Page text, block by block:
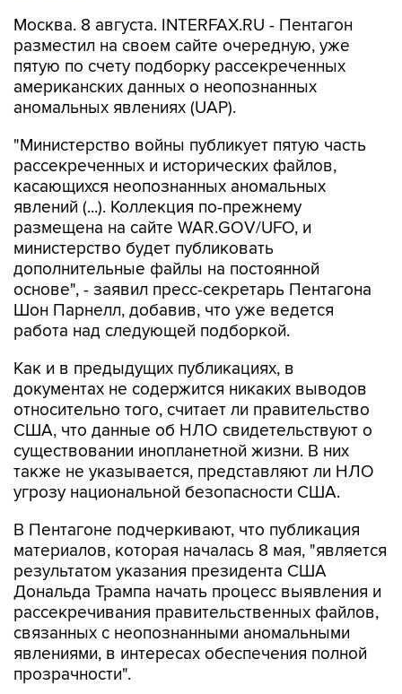
Москва. 8 августа. INTERFAX.RU - Пентагон
разместил на своем сайте очередную, уже
пятую по счету подборку рассекреченных
американских данных о неопознанных
аномальных явлениях (UAP).
"Министерство войны публикует пятую часть
рассекреченных и исторических файлов,
касающихся неопознанных аномальных
явлений (...). Коллекция по-прежнему
размещена на сайте WAR.GOV/UFO, и
министерство будет публиковать
дополнительные файлы на постоянной
основе", - заявил пресс-секретарь Пентагона
Шон Парнелл, добавив, что уже ведется
работа над следующей подборкой.
Как и в предыдущих публикациях, в
документах не содержится никаких выводов
относительно того, считает ли правительство
США, что данные об НЛО свидетельствуют о
существовании инопланетной жизни. В них
также не указывается, представляют ли НЛО
угрозу национальной безопасности США.
В Пентагоне подчеркивают, что публикация
материалов, которая началась 8 мая, "является
результатом указания президента США
Дональда Трампа начать процесс выявления и
рассекречивания правительственных файлов,
связанных с неопознанными аномальными
явлениями, в интересах обеспечения полной
прозрачности".